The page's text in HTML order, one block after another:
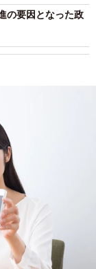
の要因となった政